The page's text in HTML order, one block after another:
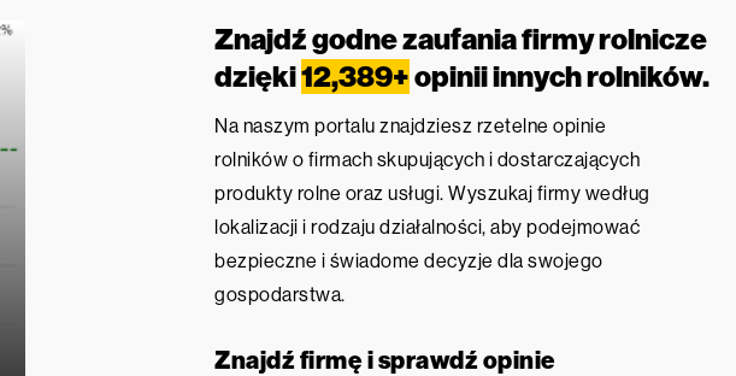
Znajdź godne zaufania firmy rolnicze
dzięki12,389+opinii innych rolników.
Na naszym portalu znajdziesz rzetelne opinie
rolników o firmach skupujących i dostarczających
produkty rolne oraz usługi. Wyszukaj firmy według
lokalizacji i rodzaju działalności, aby podejmować
bezpieczne i świadome decyzje dla swojego
gospodarstwa.
Znajdź firmę i sprawdź opinie